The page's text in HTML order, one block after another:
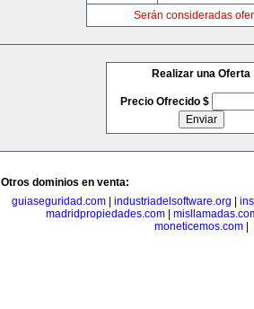
Serán consideradas
Realizar una Oferta
Precio Ofrecido $
Otros dominios en venta:
guiaseguridad.com| industriadelsoftware.org
madridpropiedades.com|
moneticemos.com|